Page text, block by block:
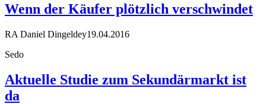
Wenn der Käufer plötzlich verschwindet
RA Daniel Dingeldey19.04.2016
Sedo
Aktuelle Studie zum Sekundärmarkt ist
da